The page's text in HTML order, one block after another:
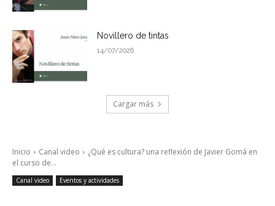
Novillero de tintas
14/07/2026
Cargar más